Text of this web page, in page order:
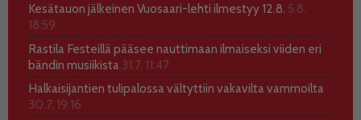
Kesätauon jälkeinen Vuosaari-lehti ilmestyy 12.8. 5.8.
18:59
Rastila Festeillä pääsee nauttimaan ilmaiseksi viiden eri
bändin musiikista 31.7. 11:47
Halkaisijantien tulipalossa vältyttiin vakavilta vammoilta
30.7. 19:16